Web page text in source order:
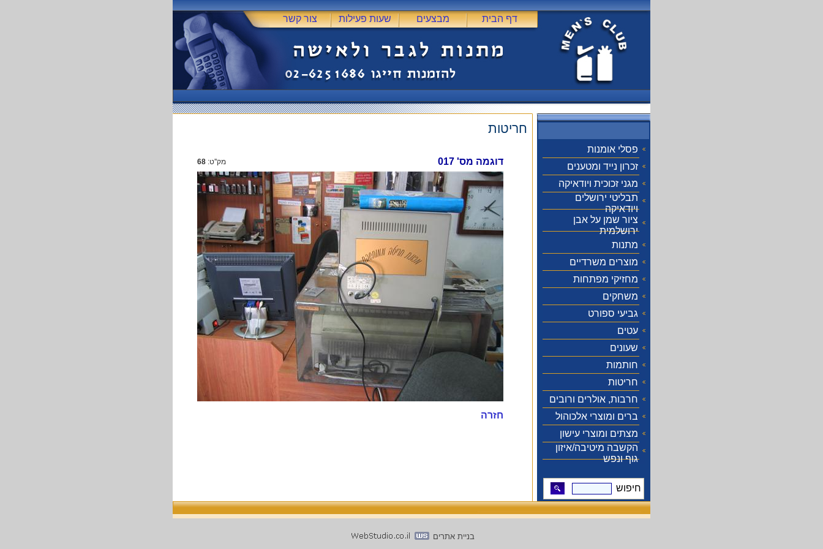
דף הבית מבצעים שעות פעילות צור קשר
פסלי אומנות
זכרון נייד ומטענים
מגני זכוכית ויודאיקה
תבליטי ירושלים
ויודאיקה
ציור שמן על אבן
ירושלמית
מתנות
מוצרים משרדיים
מחזיקי מפתחות
משחקים
גביעי ספורט
עטים
שעונים
חותמות
חריטות
חרבות, אולרים ורובים
ברים ומוצרי אלכוהול
מצתים ומוצרי עישון
הקשבה מיטיבה/איזון
גוף ונפש
חיפוש
חריטות
דוגמה מס' 017 מק''ט:68
חזרה
בניית אתרים